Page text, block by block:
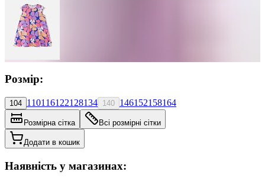
Розмір:
104 110116122128134 140 146152158164
Розмірна сітка Всі розмірні сітки
Додати в кошик
Наявність у магазинах: